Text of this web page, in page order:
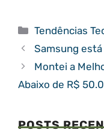
Categorias
Tendências
Samsung
Montei a
Abaixo de R$
POSTS